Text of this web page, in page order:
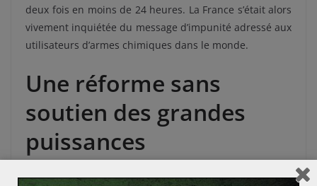
deux fois en moins de 24 heures. La France s’était alors
vivement inquiétée du message d’impunité adressé aux
utilisateurs d’armes chimiques dans le monde.
Une réforme sans
soutien des grandes
puissances
Le 6 février dernier, les États-membres du Conseil de